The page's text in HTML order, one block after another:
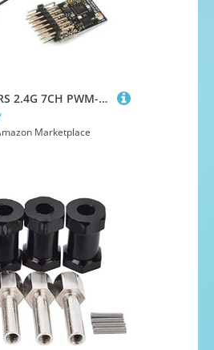
Asyduey ELRS 2.4G 7CH PWM-Empfänger ExpressLRS RX 2400RX PWM/CRSF-Protokoll für RC FPV-Drohne Starrflügel-Quadrocopter, Gebogen, Einfach zu Bedienen
Marketplace